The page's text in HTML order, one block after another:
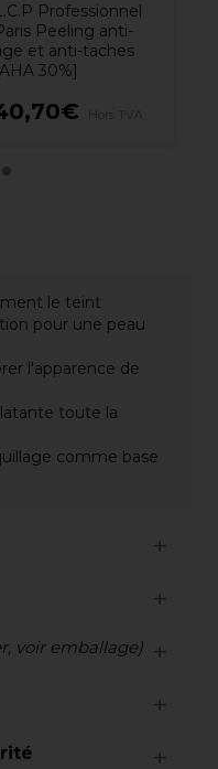
Professionnel
Peeling anti-
et anti-taches
30%]
le teint
pour une peau
l'apparence de
toute la
comme base
voir emballage)